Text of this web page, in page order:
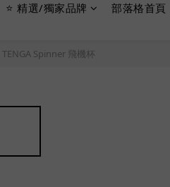
⭐ 精選/獨家品牌 部落格首頁
TENGA Spinner 飛機杯